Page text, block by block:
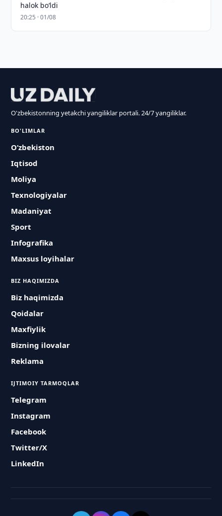
halok bo‘ldi
20:25 · 01/08
O'zbekistonning yetakchi yangiliklar portali. 24/7 yangiliklar.
BO'LIMLAR
O‘zbekiston
Iqtisod
Moliya
Texnologiyalar
Madaniyat
Sport
Infografika
Maxsus loyihalar
BIZ HAQIMIZDA
Biz haqimizda
Qoidalar
Maxfiylik
Bizning ilovalar
Reklama
IJTIMOIY TARMOQLAR
Telegram
Instagram
Facebook
Twitter/X
LinkedIn